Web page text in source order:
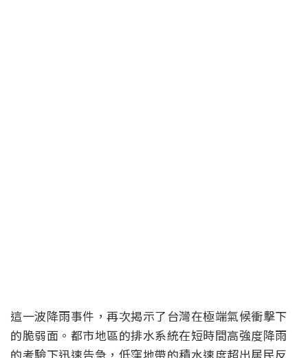
這一波降雨事件，再次揭示了台灣在極端氣候衝擊下
的脆弱面。都市地區的排水系統在短時間高強度降雨
的考驗下迅速告急，低窪地帶的積水速度超出居民反